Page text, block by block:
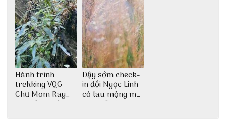
Hành trình
trekking VQG
Chư Mom Ray
tìm về núi rừng
Dậy sớm check-
in đồi Ngọc Linh
cỏ lau mộng mơ
tại Huế nè bạn